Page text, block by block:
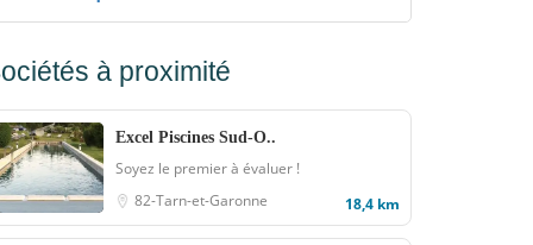
à proximité
Excel Piscines Sud-O..
Soyez le premier à évaluer !
82-Tarn-et-Garonne
18,4 km